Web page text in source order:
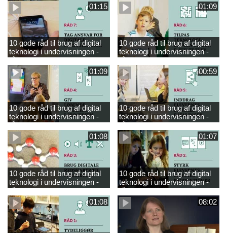
01:15
10 gode råd til brug af digital
teknologi i undervisningen -
råd 7
01:09
10 gode råd til brug af digital
teknologi i undervisningen -
råd 6
01:09
10 gode råd til brug af digital
teknologi i undervisningen -
råd 4
00:59
10 gode råd til brug af digital
teknologi i undervisningen -
råd 5
01:08
10 gode råd til brug af digital
teknologi i undervisningen -
råd 3
01:07
10 gode råd til brug af digital
teknologi i undervisningen -
råd 2
01:08
08:02